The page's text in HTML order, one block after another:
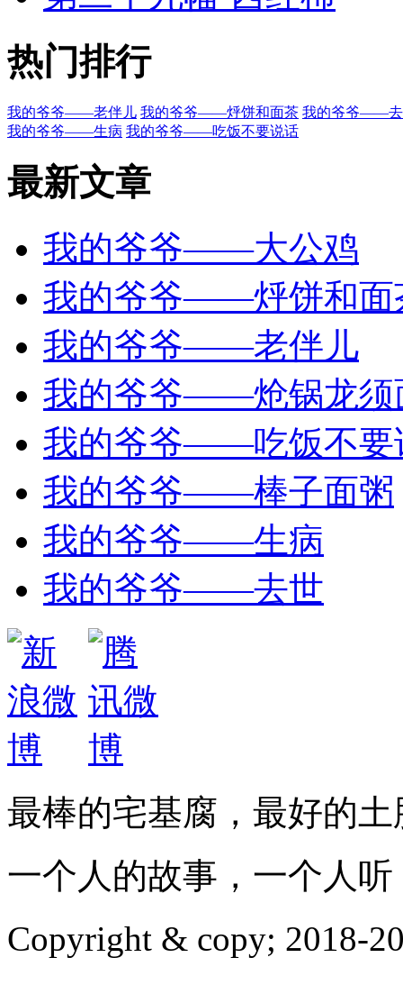
热门排行
我的爷爷——老伴儿 我的爷爷——烀饼和面茶 我的爷爷——
我的爷爷——生病 我的爷爷——吃饭不要说话
最新文章
我的爷爷——大公鸡
我的爷爷——烀饼和面
我的爷爷——老伴儿
我的爷爷——炝锅龙须
我的爷爷——吃饭不要
我的爷爷——棒子面粥
我的爷爷——生病
我的爷爷——去世
最棒的宅基腐，最好的土
一个人的故事，一个人听
Copyright & copy; 2018-